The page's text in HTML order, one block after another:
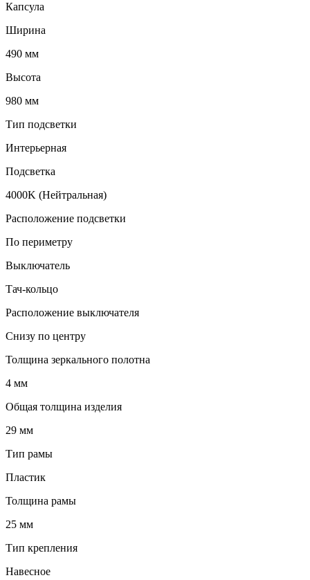
Капсула
Ширина
490 мм
Высота
980 мм
Тип подсветки
Интерьерная
Подсветка
4000K (Нейтральная)
Расположение подсветки
По периметру
Выключатель
Тач-кольцо
Расположение выключателя
Снизу по центру
Толщина зеркального полотна
4 мм
Общая толщина изделия
29 мм
Тип рамы
Пластик
Толщина рамы
25 мм
Тип крепления
Навесное